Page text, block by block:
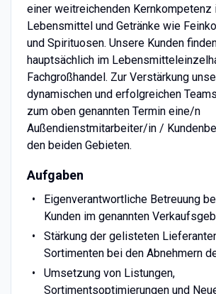
einer weitreichenden Kernkompetenz
Lebensmittel und Getränke wie
und Spirituosen. Unsere Kunden
hauptsächlich im
Fachgroßhandel. Zur Verstärkung
dynamischen und erfolgreichen
zum oben genannten Termin eine/n
Außendienstmitarbeiter/in /
den beiden Gebieten.
Aufgaben
Eigenverantwortliche Betreuung
Kunden im genannten
Stärkung der gelisteten
Sortimenten bei den Abnehmern
Umsetzung von Listungen,
Sortimentsoptimierungen und